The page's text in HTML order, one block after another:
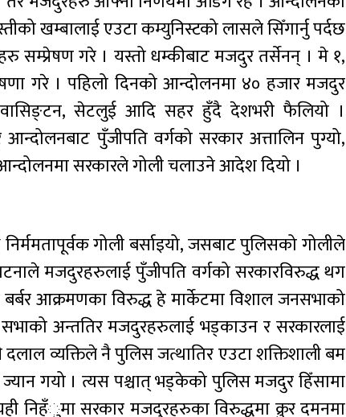
खम्बालाई एउटा कम्युनिस्टको लासले सिँगार्नु पर्दछ
सम्प्रेषण गरे । यस्तो धम्कीबाट मजदुर तर्सेनन् । मे १,
गरे । पहिलो दिनको आन्दोलनमा ४० हजार मजदुर
वासिङ्टन, सेटलुई आदि सहर हुँदै देशभरी फैलियो ।
पुँजीपति वर्गको सरकार अत्तालिन पुग्यो,
सरकारले गोली चलाउने आदेश दियो ।
गोली बर्साइयो, जसबाट पुलिसको गोलीले
मजदुरहरुलाई पुँजीपति वर्गको सरकारविरुद्ध थग
आक्रमणका विरुद्ध हे मार्केटमा विशाल जनसभाको
अन्ततिर मजदुरहरुलाई भड्काउन र सरकारलाई
दलाल व्यक्तिले नै पुलिस जत्थातिर एउटा शक्तिशाली बम
गयो । त्यस पश्चात् भड्केको पुलिस मजदुर हिँसामा
निहँुमा सरकार मजदुरहरुका विरुद्धमा क्रुर दमनमा